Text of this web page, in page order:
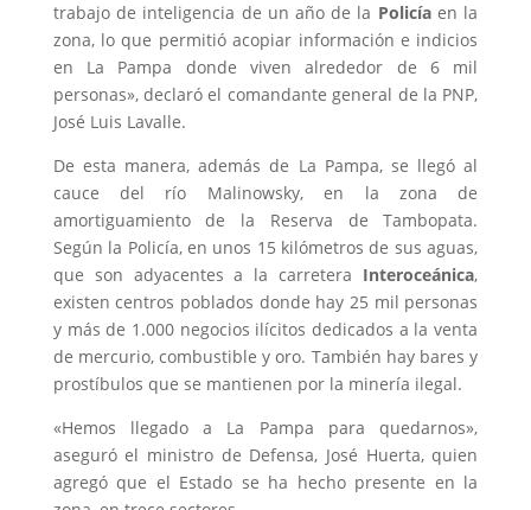
trabajo de inteligencia de un año de la Policíaen la
zona, lo que permitió acopiar información e indicios
en La Pampa donde viven alrededor de 6 mil
personas», declaró el comandante general de la PNP,
José Luis Lavalle.
De esta manera, además de La Pampa, se llegó al
cauce del río Malinowsky, en la zona de
amortiguamiento de la Reserva de Tambopata.
Según la Policía, en unos 15 kilómetros de sus aguas,
que son adyacentes a la carretera Interoceánica,
existen centros poblados donde hay 25 mil personas
y más de 1.000 negocios ilícitos dedicados a la venta
de mercurio, combustible y oro. También hay bares y
prostíbulos que se mantienen por la minería ilegal.
«Hemos llegado a La Pampa para quedarnos»,
aseguró el ministro de Defensa, José Huerta, quien
agregó que el Estado se ha hecho presente en la